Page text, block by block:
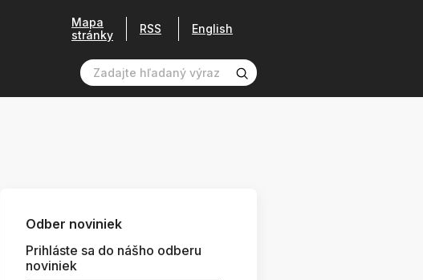
Mapa
stránky
RSS English
Odber noviniek
Prihláste sa do nášho odberu
noviniek